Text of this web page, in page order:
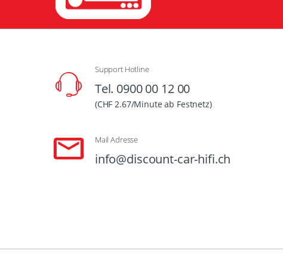
Support Hotline
Tel. 0900 00 12 00
(CHF 2.67/Minute ab Festnetz)
Mail Adresse
info@discount-car-hifi.ch